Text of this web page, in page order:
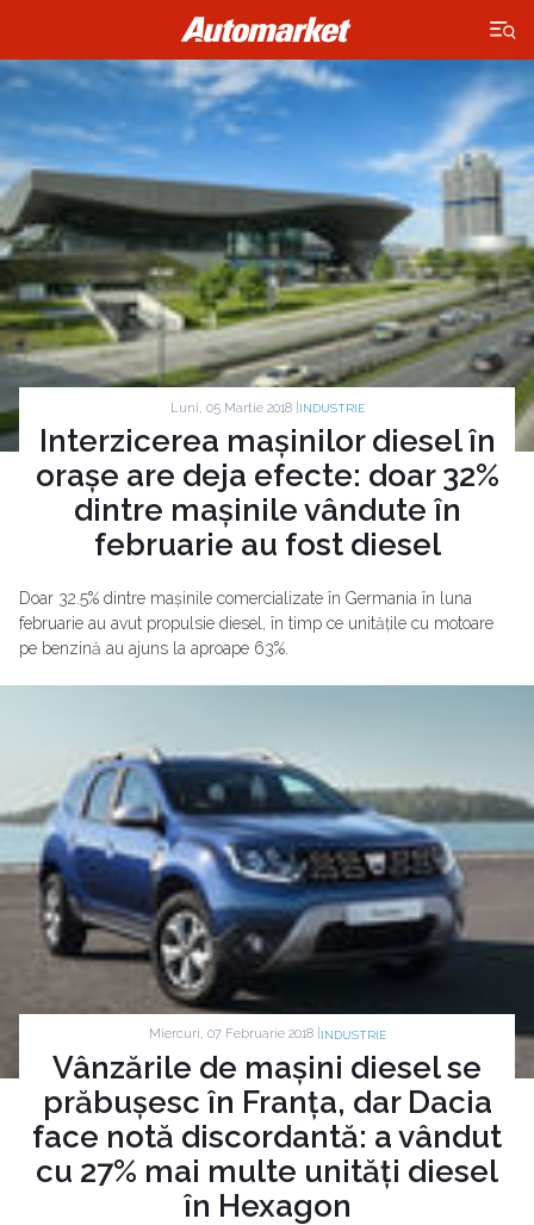
×
Luni, 05 Martie 2018 | INDUSTRIE
Interzicerea mașinilor diesel în
orașe are deja efecte: doar 32%
dintre mașinile vândute în
februarie au fost diesel
Doar 32.5% dintre mașinile comercializate în Germania în luna
februarie au avut propulsie diesel, în timp ce unitățile cu motoare
pe benzină au ajuns la aproape 63%.
Miercuri, 07 Februarie 2018 | INDUSTRIE
Vânzările de mașini diesel se
prăbușesc în Franța, dar Dacia
face notă discordantă: a vândut
cu 27% mai multe unități diesel
în Hexagon